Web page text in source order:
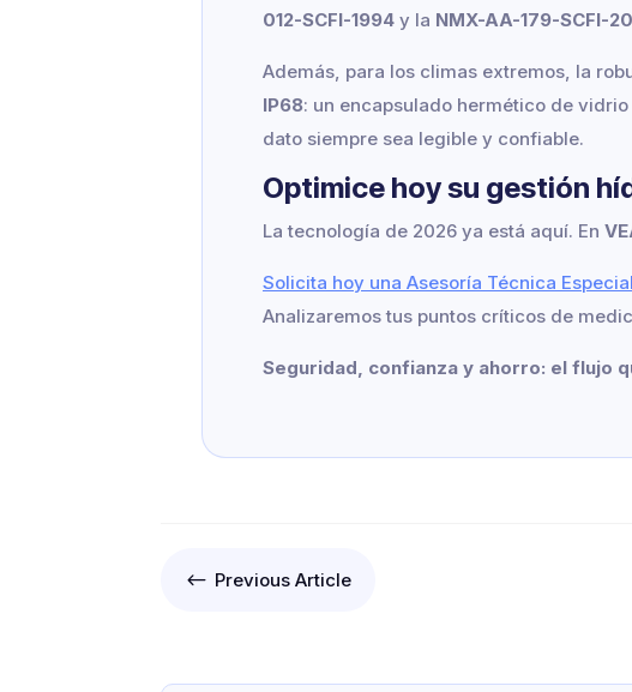
012-SCFI-1994 y la NMX-AA-179-SCFI-
Además, para los climas extremos, la
IP68: un encapsulado hermético de
dato siempre sea legible y confiable.
Optimice hoy su gestión
La tecnología de 2026 ya está aquí. En
Solicita hoy una Asesoría Técnica
Analizaremos tus puntos críticos de
Seguridad, confianza y ahorro: el flujo
# Previous Article